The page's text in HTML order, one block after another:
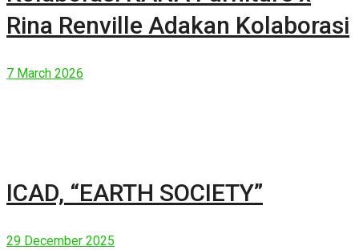
Rina Renville Adakan Kolaborasi
7 March 2026
ICAD, “EARTH SOCIETY”
29 December 2025